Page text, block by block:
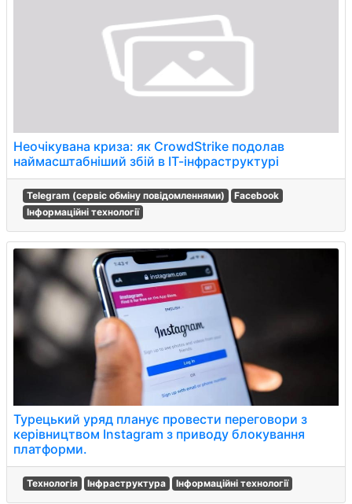
Неочікувана криза: як CrowdStrike подолав
наймасштабніший збій в ІТ-інфраструктурі
Telegram (сервіс обміну повідомленнями)
Facebook
Інформаційні технології
Турецький уряд планує провести переговори з
керівництвом Instagram з приводу блокування
платформи.
Технологія Інфраструктура Інформаційні технології